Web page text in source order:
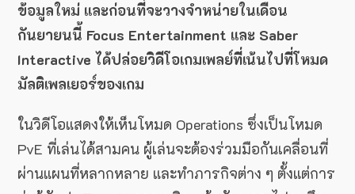
ข้อมูลใหม่ และก่อนที่จะวางจำหน่ายในเดือน
กันยายนนี้ Focus Entertainment และ Saber
Interactive ได้ปล่อยวิดีโอเกมเพลย์ที่เน้นไปที่โหมด
มัลติเพลเยอร์ของเกม
ในวิดีโอแสดงให้เห็นโหมด Operations ซึ่งเป็นโหมด
PvE ที่เล่นได้สามคน ผู้เล่นจะต้องร่วมมือกันเคลื่อนที่
ผ่านแผนที่หลากหลาย และทำภารกิจต่าง ๆ ตั้งแต่การ